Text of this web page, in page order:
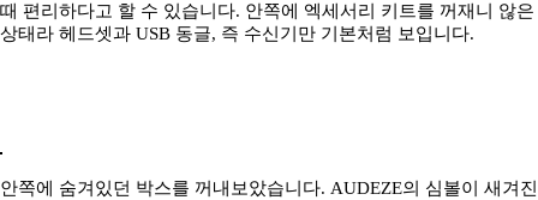
때 편리하다고 할 수 있습니다. 안쪽에 엑세서리 키트를 꺼재니 않은
상태라 헤드셋과 USB 동글, 즉 수신기만 기본처럼 보입니다.
안쪽에 숨겨있던 박스를 꺼내보았습니다. AUDEZE의 심볼이 새겨진